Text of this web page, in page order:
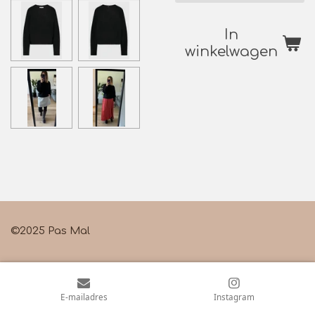
In
winkelwagen
©2025 Pas Mal
E-mailadres Instagram